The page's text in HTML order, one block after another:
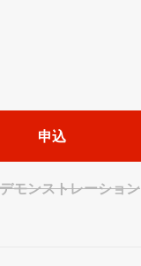
モンストレーション